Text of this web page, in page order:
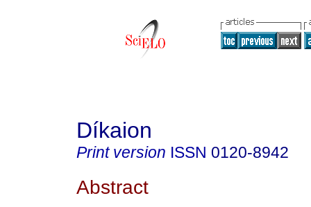
Díkaion
Print version ISSN 0120-8942
Abstract